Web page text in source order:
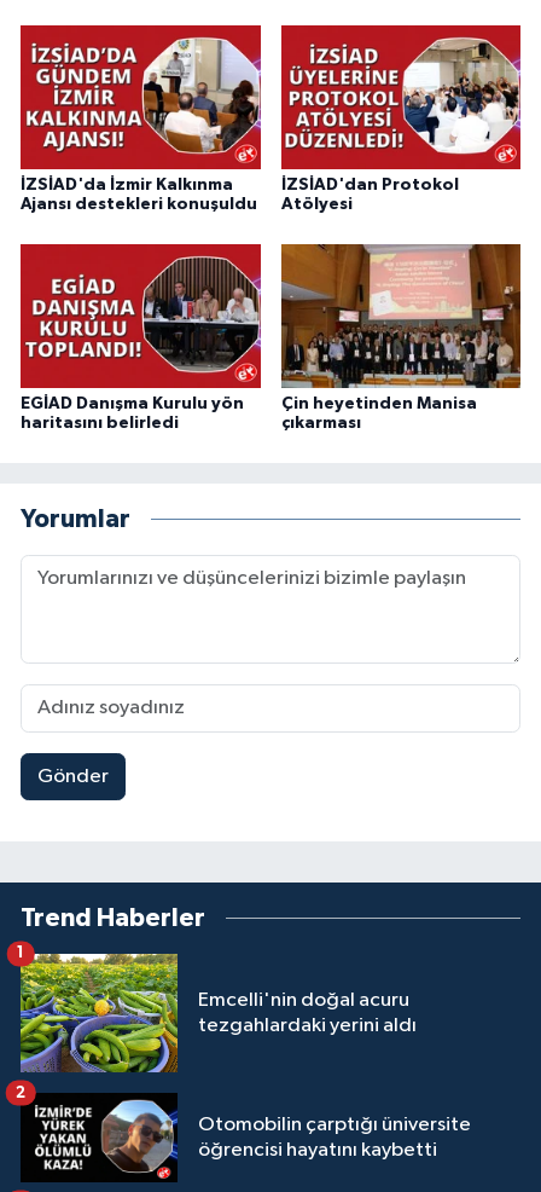
İZSİAD'da İzmir Kalkınma
Ajansı destekleri konuşuldu
İZSİAD'dan Protokol
Atölyesi
EGİAD Danışma Kurulu yön
haritasını belirledi
Çin heyetinden Manisa
çıkarması
Yorumlar
Gönder
Trend Haberler
Emcelli'nin doğal acuru
tezgahlardaki yerini aldı
Otomobilin çarptığı üniversite
öğrencisi hayatını kaybetti
2